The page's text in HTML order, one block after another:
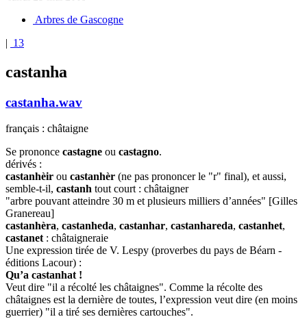
Arbres de Gascogne
| 13
castanha
castanha.wav
français : châtaigne
Se prononce castagne ou castagno.
dérivés :
castanhèir ou castanhèr (ne pas prononcer le "r" final), et aussi,
semble-t-il, castanh tout court : châtaigner
"arbre pouvant atteindre 30 m et plusieurs milliers d’années" [Gilles
Granereau]
castanhèra, castanheda, castanhar, castanhareda, castanhet,
castanet: châtaigneraie
Une expression tirée de V. Lespy (proverbes du pays de Béarn -
éditions Lacour) :
Qu’a castanhat !
Veut dire "il a récolté les châtaignes". Comme la récolte des
châtaignes est la dernière de toutes, l’expression veut dire (en moins
guerrier) "il a tiré ses dernières cartouches".